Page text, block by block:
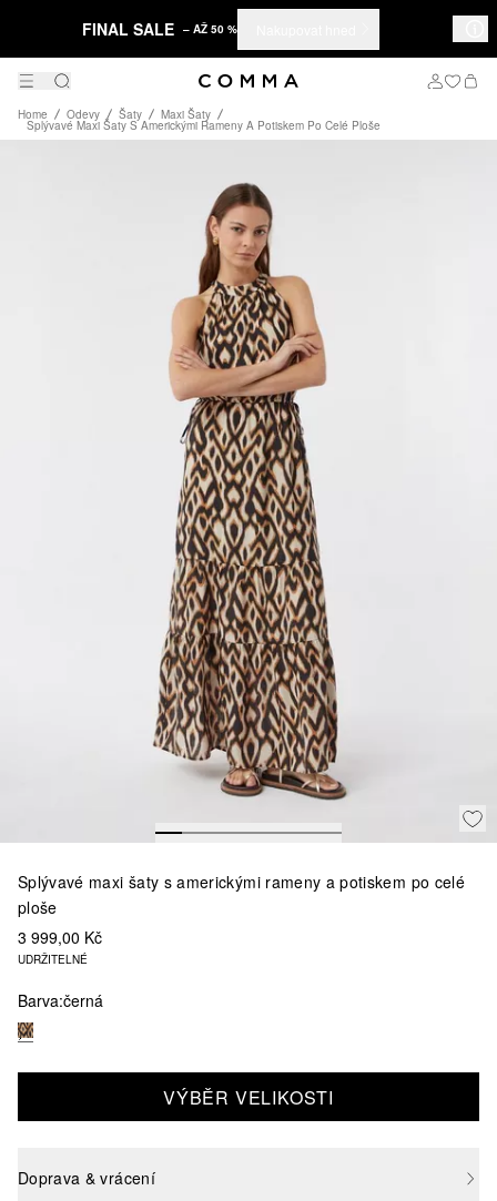
FINAL SALE – AŽ 50 %
Home Odevy Šaty Maxi Šaty
Splývavé Maxi Šaty S Americkými Rameny A Potiskem Po Celé Ploše
Splývavé maxi šaty s americkými rameny a potiskem po celé
ploše
3 999,00 Kč
UDRŽITELNÉ
Barva:černá
VÝBĚR VELIKOSTI
Doprava & vrácení